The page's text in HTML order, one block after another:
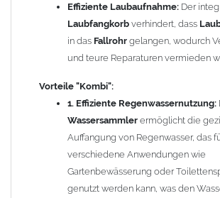
gereinigt werden kann, was den
minimiert.
4. Kosteneinsparungen:Durch die
Regenwasser können die
teure Rohrreinigungen und Reparaturen
5. Platzsparendes Design:Ein
Platz, da es zwei Funktionen in einem
besonders vorteilhaft in Bereichen mit
"Kombi" Regenrohrklappe, die
Effiziente Laubaufnahme: Der
Laubfangkorb verhindert, dass
in das Fallrohr gelangen, wodurch
und teure Reparaturen vermieden
Vorteile "Kombi":
1. Effiziente Regenwassernutzung:
Wassersammler ermöglicht die
Auffangung von Regenwasser, das
verschiedene Anwendungen wie
Gartenbewässerung oder
genutzt werden kann, was den